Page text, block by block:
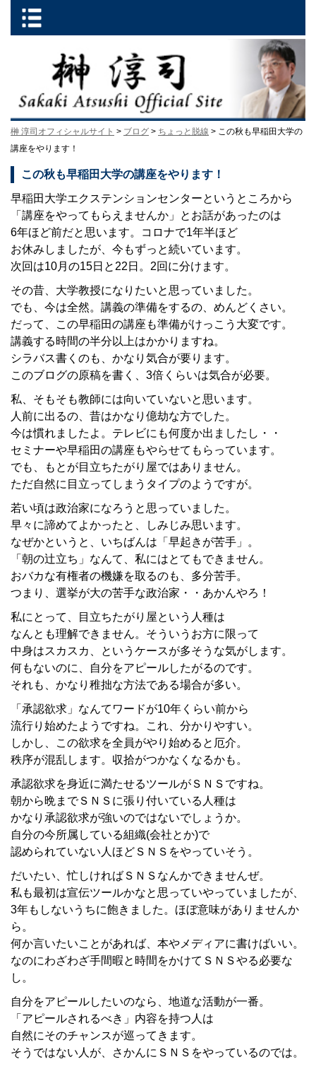
榊 淳司オフィシャルサイト > ブログ > ちょっと脱線 > この秋も早稲田大学の
講座をやります！
この秋も早稲田大学の講座をやります！
早稲田大学エクステンションセンターというところから
「講座をやってもらえませんか」とお話があったのは
6年ほど前だと思います。コロナで1年半ほど
お休みしましたが、今もずっと続いています。
次回は10月の15日と22日。2回に分けます。
その昔、大学教授になりたいと思っていました。
でも、今は全然。講義の準備をするの、めんどくさい。
だって、この早稲田の講座も準備がけっこう大変です。
講義する時間の半分以上はかかりますね。
シラバス書くのも、かなり気合が要ります。
このブログの原稿を書く、3倍くらいは気合が必要。
私、そもそも教師には向いていないと思います。
人前に出るの、昔はかなり億劫な方でした。
今は慣れましたよ。テレビにも何度か出ましたし・・
セミナーや早稲田の講座もやらせてもらっています。
でも、もとが目立ちたがり屋ではありません。
ただ自然に目立ってしまうタイプのようですが。
若い頃は政治家になろうと思っていました。
早々に諦めてよかったと、しみじみ思います。
なぜかというと、いちばんは「早起きが苦手」。
「朝の辻立ち」なんて、私にはとてもできません。
おバカな有権者の機嫌を取るのも、多分苦手。
つまり、選挙が大の苦手な政治家・・あかんやろ！
私にとって、目立ちたがり屋という人種は
なんとも理解できません。そういうお方に限って
中身はスカスカ、というケースが多そうな気がします。
何もないのに、自分をアピールしたがるのです。
それも、かなり稚拙な方法である場合が多い。
「承認欲求」なんてワードが10年くらい前から
流行り始めたようですね。これ、分かりやすい。
しかし、この欲求を全員がやり始めると厄介。
秩序が混乱します。収拾がつかなくなるかも。
承認欲求を身近に満たせるツールがＳＮＳですね。
朝から晩までＳＮＳに張り付いている人種は
かなり承認欲求が強いのではないでしょうか。
自分の今所属している組織(会社とか)で
認められていない人ほどＳＮＳをやっていそう。
だいたい、忙しければＳＮＳなんかできませんぜ。
私も最初は宣伝ツールかなと思っていやっていましたが、
3年もしないうちに飽きました。ほぼ意味がありませんか
ら。
何か言いたいことがあれば、本やメディアに書けばいい。
なのにわざわざ手間暇と時間をかけてＳＮＳやる必要な
し。
自分をアピールしたいのなら、地道な活動が一番。
「アピールされるべき」内容を持つ人は
自然にそのチャンスが巡ってきます。
そうではない人が、さかんにＳＮＳをやっているのでは。